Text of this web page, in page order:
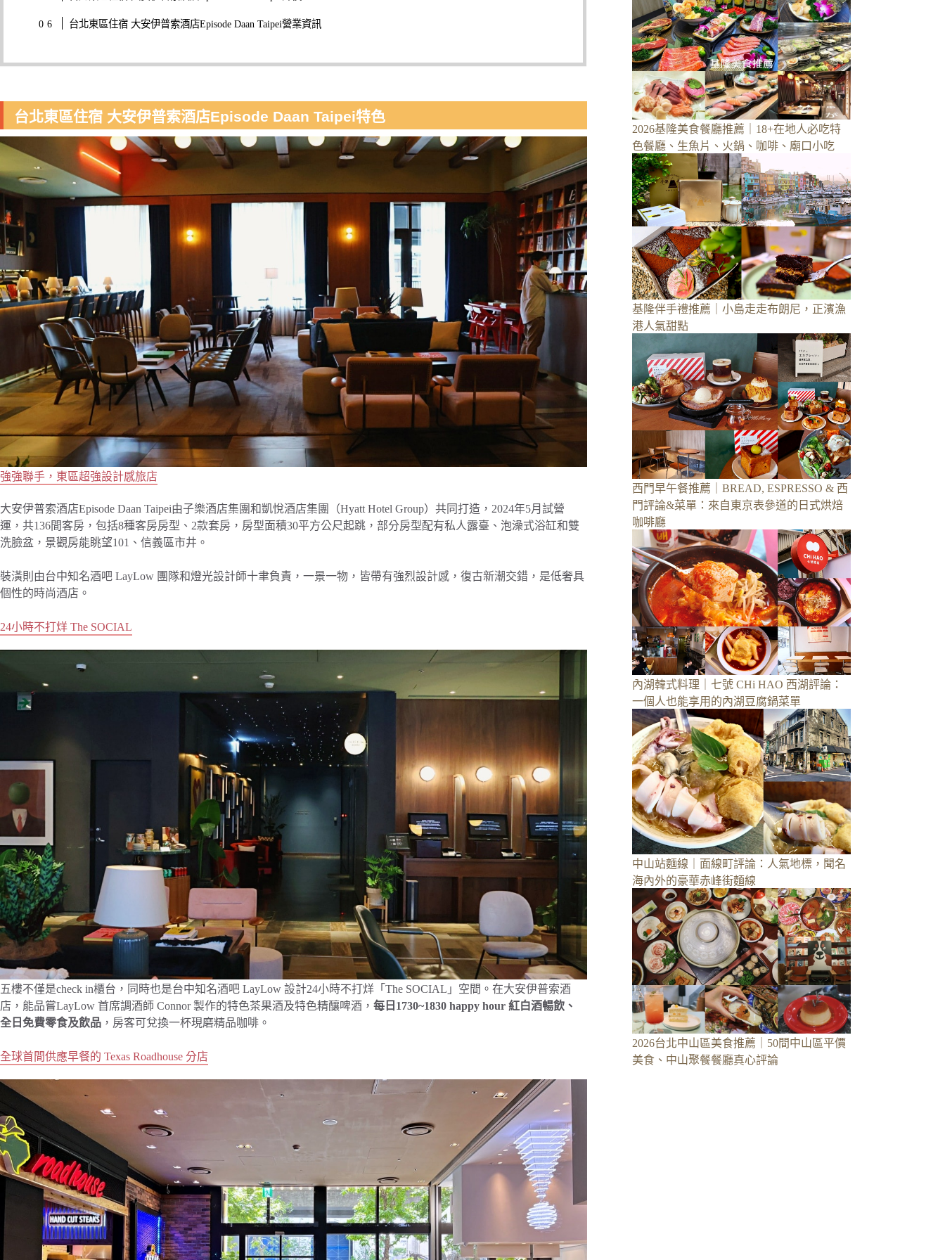
台北東區住宿 大安伊普索酒店Episode Daan Taipei營業資訊
台北東區住宿 大安伊普索酒店Episode Daan Taipei特色
強強聯手，東區超強設計感旅店
大安伊普索酒店Episode Daan Taipei由子樂酒店集團和凱悅酒店集團（Hyatt Hotel Group）共同打造，2024年5月試營
運，共136間客房，包括8種客房房型、2款套房，房型面積30平方公尺起跳，部分房型配有私人露臺、泡澡式浴缸和雙
洗臉盆，景觀房能眺望101、信義區市井。
裝潢則由台中知名酒吧 LayLow 團隊和燈光設計師十聿負責，一景一物，皆帶有強烈設計感，復古新潮交錯，是低奢具
個性的時尚酒店。
24小時不打烊 The SOCIAL
五樓不僅是check in櫃台，同時也是台中知名酒吧 LayLow 設計24小時不打烊「The SOCIAL」空間。在大安伊普索酒
店，能品嘗LayLow 首席調酒師 Connor 製作的特色茶果酒及特色精釀啤酒， 每日1730~1830 happy hour 紅白酒暢飲、
全日免費零食及飲品 ，房客可兌換一杯現磨精品咖啡。
全球首間供應早餐的 Texas Roadhouse 分店
2026基隆美食餐廳推薦｜18+在地人必吃特
色餐廳、生魚片、火鍋、咖啡、廟口小吃
基隆伴手禮推薦｜小島走走布朗尼，正濱漁
港人氣甜點
西門早午餐推薦｜BREAD, ESPRESSO & 西
門評論&菜單：來自東京表參道的日式烘焙
咖啡廳
內湖韓式料理｜七號 CHi HAO 西湖評論：
一個人也能享用的內湖豆腐鍋菜單
中山站麵線｜面線町評論：人氣地標，聞名
海內外的豪華赤峰街麵線
2026台北中山區美食推薦｜50間中山區平價
美食、中山聚餐餐廳真心評論